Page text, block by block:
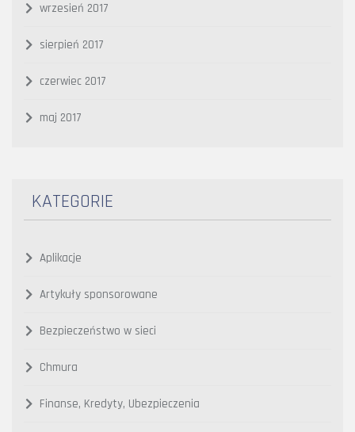
wrzesień 2017
sierpień 2017
czerwiec 2017
maj 2017
KATEGORIE
Aplikacje
Artykuły sponsorowane
Bezpieczeństwo w sieci
Chmura
Finanse, Kredyty, Ubezpieczenia